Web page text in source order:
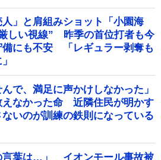
人」と肩組みショット「小園海
しい視線” 昨季の首位打者も今
備にも不安 「レギュラー剥奪も
んで、満足に声かけしなかった」
えなかった命 近隣住民が明かす
ないのが訓練の鉄則になっている
言葉は…」 イオンモール事故被